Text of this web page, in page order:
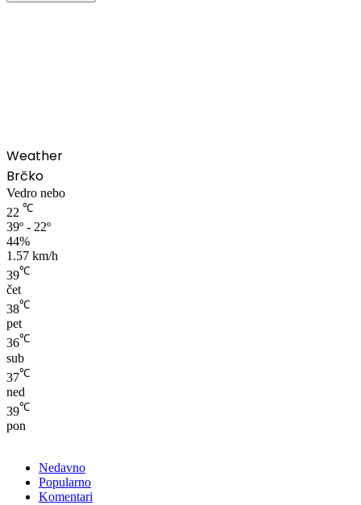
Weather
Brčko
Vedro nebo
22 ℃
39º - 22º
44%
1.57 km/h
39℃
čet
38℃
pet
36℃
sub
37℃
ned
39℃
pon
Nedavno
Popularno
Komentari